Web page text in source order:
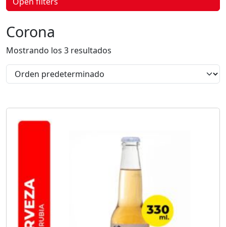
d
u
c
t
o
Corona
Mostrando los 3 resultados